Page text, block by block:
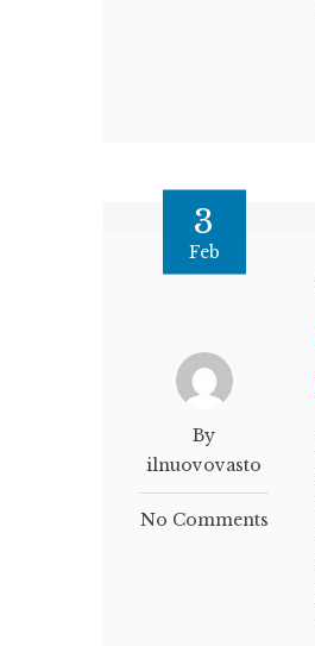
3
Feb
By
ilnuovovasto
No Comments